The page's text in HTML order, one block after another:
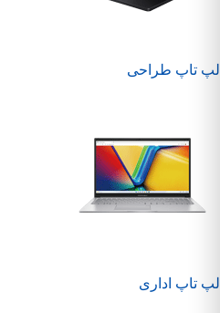
لپ تاپ طراحی
لپ تاپ اداری